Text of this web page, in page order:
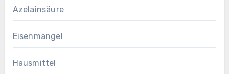
Azelainsäure
Eisenmangel
Hausmittel